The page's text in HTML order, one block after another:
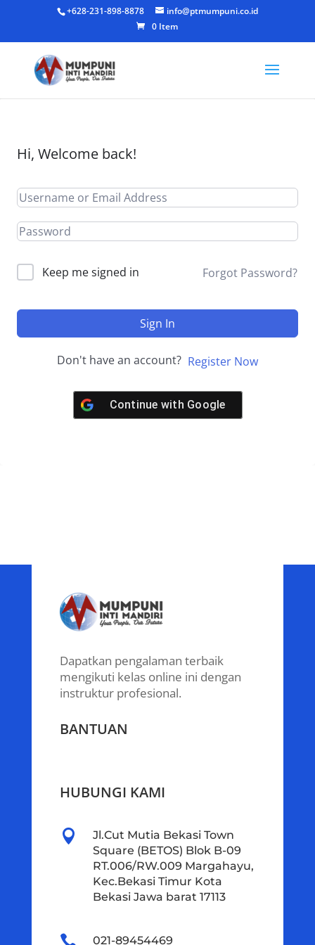
+628-231-898-8878
info@ptmumpuni.co.id
0 Item
Hi, Welcome back!
Keep me signed in Forgot Password?
Sign In
Don't have an account? Register Now
Continue with Google
Dapatkan pengalaman terbaik
mengikuti kelas online ini dengan
instruktur profesional.
BANTUAN
HUBUNGI KAMI

Jl.Cut Mutia Bekasi Town
Square (BETOS) Blok B-09
RT.006/RW.009 Margahayu,
Kec.Bekasi Timur Kota
Bekasi Jawa barat 17113
 021-89454469